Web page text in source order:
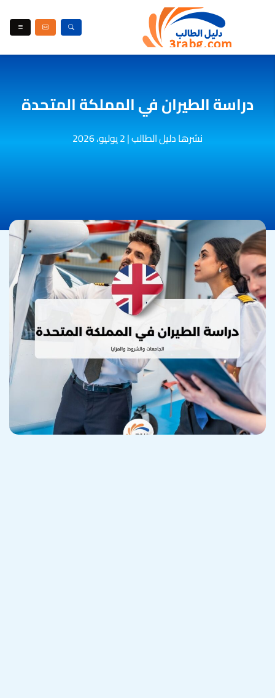
دراسة الطيران في المملكة المتحدة
نشرها دليل الطالب|2 يوليو، 2026